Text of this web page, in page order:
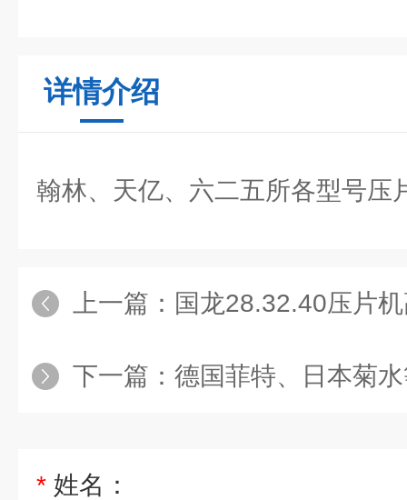
详情介绍
翰林、天亿、六二五所各型号压
上一篇： 国龙28.32.40压片
下一篇： 德国菲特、日本菊水
* 姓名：